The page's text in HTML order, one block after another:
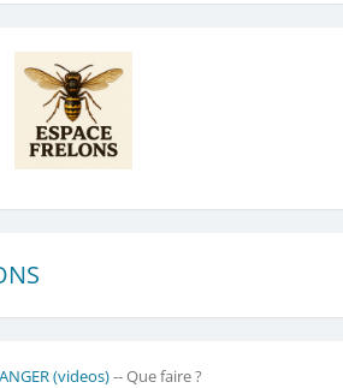
(videos)-- Que faire ?